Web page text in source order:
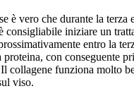
è vero che durante la terza
consigliabile iniziare un
entro la
proteina, con conseguente
collagene funziona molto
viso.